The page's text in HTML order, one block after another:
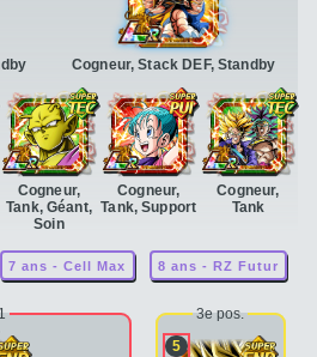
Cogneur,
Tank, Géant,
Soin
Cogneur,
Tank, Support
Cogneur,
Tank
Cogneur, Stack DEF, Standby
7 ans - Cell Max 8 ans - RZ Futur
3e pos.
5